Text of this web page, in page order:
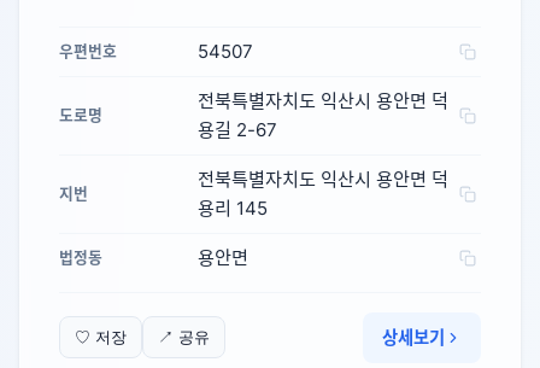
우편번호 54507
도로명
전북특별자치도 익산시 용안면 덕
용길 2-67
지번
전북특별자치도 익산시 용안면 덕
용리 145
법정동 용안면
♡ 저장 ↗ 공유 상세보기